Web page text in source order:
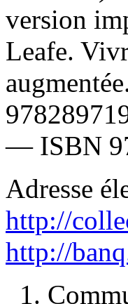
version
Leafe.
— ISBN
Adresse
http://
http://
1.